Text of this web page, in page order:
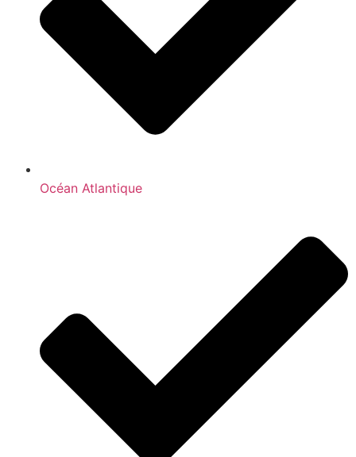
Océan Atlantique